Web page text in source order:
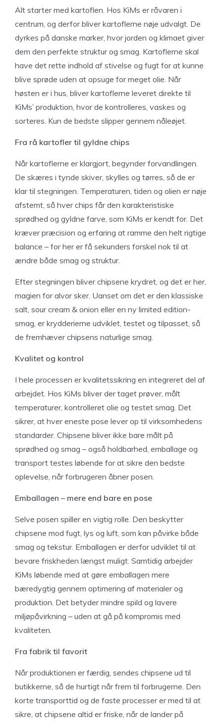
Alt starter med kartoflen. Hos KiMs er råvaren i
centrum, og derfor bliver kartoflerne nøje udvalgt. De
dyrkes på danske marker, hvor jorden og klimaet giver
dem den perfekte struktur og smag. Kartoflerne skal
have det rette indhold af stivelse og fugt for at kunne
blive sprøde uden at opsuge for meget olie. Når
høsten er i hus, bliver kartoflerne leveret direkte til
KiMs’ produktion, hvor de kontrolleres, vaskes og
sorteres. Kun de bedste slipper gennem nåleøjet.
Fra rå kartofler til gyldne chips
Når kartoflerne er klargjort, begynder forvandlingen.
De skæres i tynde skiver, skylles og tørres, så de er
klar til stegningen. Temperaturen, tiden og olien er nøje
afstemt, så hver chips får den karakteristiske
sprødhed og gyldne farve, som KiMs er kendt for. Det
kræver præcision og erfaring at ramme den helt rigtige
balance – for her er få sekunders forskel nok til at
ændre både smag og struktur.
Efter stegningen bliver chipsene krydret, og det er her,
magien for alvor sker. Uanset om det er den klassiske
salt, sour cream & onion eller en ny limited edition-
smag, er krydderierne udviklet, testet og tilpasset, så
de fremhæver chipsens naturlige smag.
Kvalitet og kontrol
I hele processen er kvalitetssikring en integreret del af
arbejdet. Hos KiMs bliver der taget prøver, målt
temperaturer, kontrolleret olie og testet smag. Det
sikrer, at hver eneste pose lever op til virksomhedens
standarder. Chipsene bliver ikke bare målt på
sprødhed og smag – også holdbarhed, emballage og
transport testes løbende for at sikre den bedste
oplevelse, når forbrugeren åbner posen.
Emballagen – mere end bare en pose
Selve posen spiller en vigtig rolle. Den beskytter
chipsene mod fugt, lys og luft, som kan påvirke både
smag og tekstur. Emballagen er derfor udviklet til at
bevare friskheden længst muligt. Samtidig arbejder
KiMs løbende med at gøre emballagen mere
bæredygtig gennem optimering af materialer og
produktion. Det betyder mindre spild og lavere
miljøpåvirkning – uden at gå på kompromis med
kvaliteten.
Fra fabrik til favorit
Når produktionen er færdig, sendes chipsene ud til
butikkerne, så de hurtigt når frem til forbrugerne. Den
korte transporttid og de faste processer er med til at
sikre, at chipsene altid er friske, når de lander på